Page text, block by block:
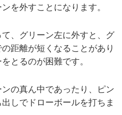
を外すことになります。
、グリーン左に外すと、グ
距離が短くなることがあり
とるのが困難です。
の真ん中であったり、ピン
しでドローボールを打ちま